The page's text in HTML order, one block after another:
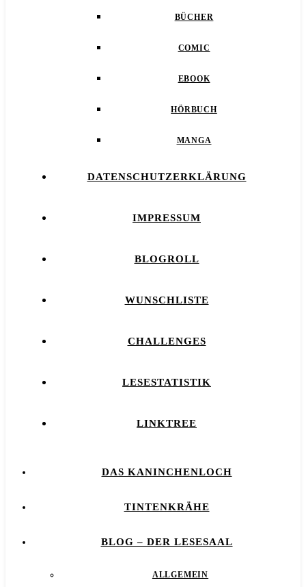
BÜCHER
COMIC
EBOOK
HÖRBUCH
MANGA
DATENSCHUTZERKLÄRUNG
IMPRESSUM
BLOGROLL
WUNSCHLISTE
CHALLENGES
LESESTATISTIK
LINKTREE
DAS KANINCHENLOCH
TINTENKRÄHE
BLOG – DER LESESAAL
ALLGEMEIN